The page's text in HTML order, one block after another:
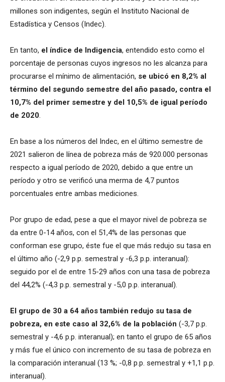
millones son indigentes, según el Instituto Nacional de
Estadística y Censos (Indec).
En tanto, el índice de Indigencia, entendido esto como el
porcentaje de personas cuyos ingresos no les alcanza para
procurarse el mínimo de alimentación, se ubicó en 8,2% al
término del segundo semestre del año pasado, contra el
10,7% del primer semestre y del 10,5% de igual período
de 2020.
En base a los números del Indec, en el último semestre de
2021 salieron de línea de pobreza más de 920.000 personas
respecto a igual período de 2020, debido a que entre un
período y otro se verificó una merma de 4,7 puntos
porcentuales entre ambas mediciones.
Por grupo de edad, pese a que el mayor nivel de pobreza se
da entre 0-14 años, con el 51,4% de las personas que
conforman ese grupo, éste fue el que más redujo su tasa en
el último año (-2,9 p.p. semestral y -6,3 p.p. interanual):
seguido por el de entre 15-29 años con una tasa de pobreza
del 44,2% (-4,3 p.p. semestral y -5,0 p.p. interanual).
El grupo de 30 a 64 años también redujo su tasa de
pobreza, en este caso al 32,6% de la población (-3,7 p.p.
semestral y -4,6 p.p. interanual); en tanto el grupo de 65 años
y más fue el único con incremento de su tasa de pobreza en
la comparación interanual (13 %; -0,8 p.p. semestral y +1,1 p.p.
interanual).